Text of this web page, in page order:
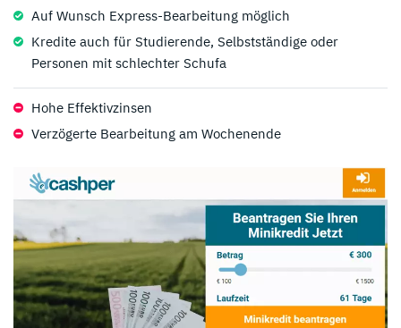
Auf Wunsch Express-Bearbeitung möglich
Kredite auch für Studierende, Selbstständige oder
Personen mit schlechter Schufa
Hohe Effektivzinsen
Verzögerte Bearbeitung am Wochenende